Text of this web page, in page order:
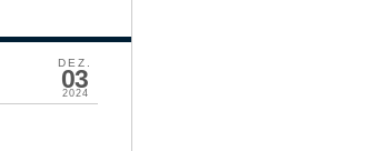
DEZ.
03
2024